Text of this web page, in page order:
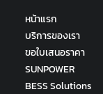
หน้าแรก
บริการของเรา
ขอใบเสนอราคา
SUNPOWER
BESS Solutions